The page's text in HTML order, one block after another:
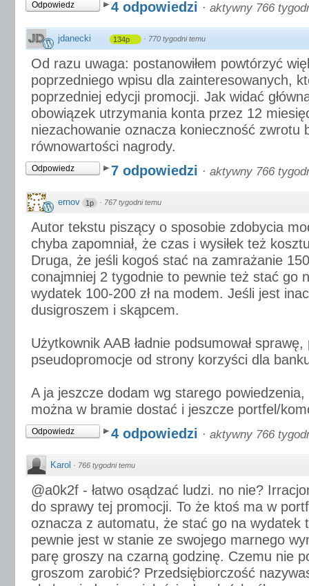
Odpowiedz 4 odpowiedzi · aktywny 766
jdanecki 134p · 770 tygodni temu
Od razu uwaga: postanowiłem powtórzyć
poprzedniego wpisu dla zainteresowanych,
poprzedniej edycji promocji. Jak widać
obowiązek utrzymania konta przez 12
niezachowanie oznacza konieczność zwrotu
równowartości nagrody.
Odpowiedz 7 odpowiedzi · aktywny 766
ernov 1p · 767 tygodni temu
Autor tekstu piszący o sposobie zdobycia
chyba zapomniał, że czas i wysiłek też
Druga, że jeśli kogoś stać na zamrażanie
conajmniej 2 tygodnie to pewnie też stać go
wydatek 100-200 zł na modem. Jeśli jest
dusigroszem i skąpcem.
Użytkownik AAB ładnie podsumował
pseudopromocje od strony korzyści dla
A ja jeszcze dodam wg starego
można w bramie dostać i jeszcze portfel/
Odpowiedz 4 odpowiedzi · aktywny 766
Karol · 766 tygodni temu
@a0k2f - łatwo osądzać ludzi. no nie?
do sprawy tej promocji. To że ktoś ma w
oznacza z automatu, że stać go na wydatek
pewnie jest w stanie ze swojego marnego
parę groszy na czarną godzinę. Czemu nie
groszom zarobić? Przedsiębiorczość